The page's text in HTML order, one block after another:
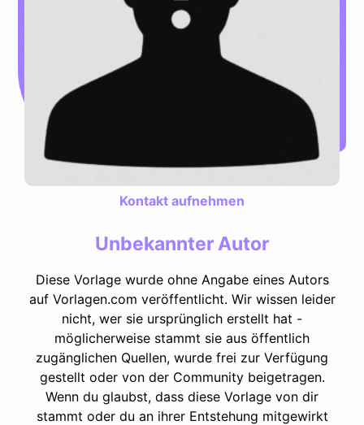
Kontakt aufnehmen
Unbekannter Autor
Diese Vorlage wurde ohne Angabe eines Autors
auf Vorlagen.com veröffentlicht. Wir wissen leider
nicht, wer sie ursprünglich erstellt hat -
möglicherweise stammt sie aus öffentlich
zugänglichen Quellen, wurde frei zur Verfügung
gestellt oder von der Community beigetragen.
Wenn du glaubst, dass diese Vorlage von dir
stammt oder du an ihrer Entstehung mitgewirkt